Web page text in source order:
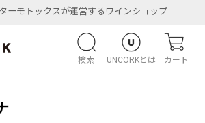
ーモトックスが運営するワインショップ
検索 UNCORKとは カート